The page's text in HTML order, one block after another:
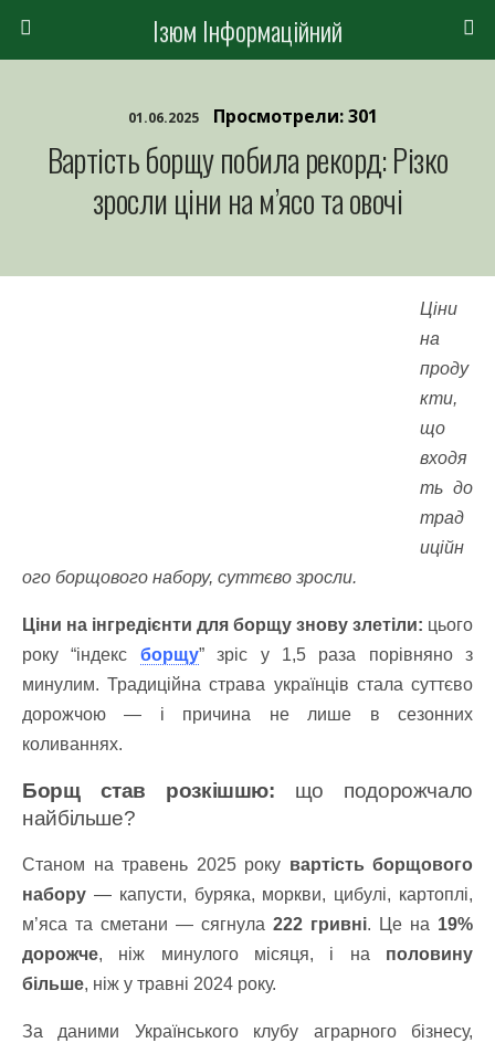
Ізюм Інформаційний
01.06.2025 Просмотрели: 301
Вартість борщу побила рекорд: Різко
зросли ціни на м’ясо та овочі
Ціни
на
проду
кти,
що
входя
ть до
трад
иційн
ого борщового набору, суттєво зросли.
Ціни на інгредієнти для борщу знову злетіли: цього
року “індекс борщу” зріс у 1,5 раза порівняно з
минулим. Традиційна страва українців стала суттєво
дорожчою — і причина не лише в сезонних
коливаннях.
Борщ став розкішшю: що подорожчало
найбільше?
Станом на травень 2025 року вартість борщового
набору — капусти, буряка, моркви, цибулі, картоплі,
м’яса та сметани — сягнула 222 гривні. Це на 19%
дорожче, ніж минулого місяця, і на половину
більше, ніж у травні 2024 року.
За даними Українського клубу аграрного бізнесу,